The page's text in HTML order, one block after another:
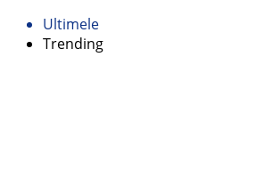
Ultimele
Trending